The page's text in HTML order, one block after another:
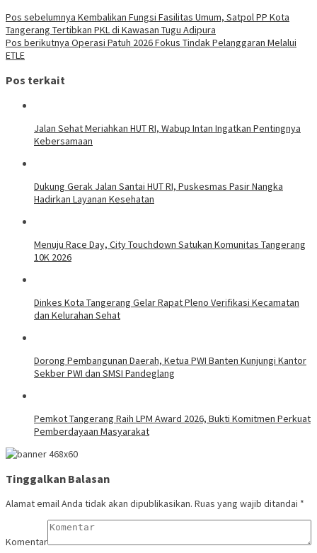
Pos sebelumnya Kembalikan Fungsi Fasilitas Umum, Satpol PP Kota
Tangerang Tertibkan PKL di Kawasan Tugu Adipura
Pos berikutnya Operasi Patuh 2026 Fokus Tindak Pelanggaran Melalui
ETLE
Pos terkait
Jalan Sehat Meriahkan HUT RI, Wabup Intan Ingatkan Pentingnya
Kebersamaan
Dukung Gerak Jalan Santai HUT RI, Puskesmas Pasir Nangka
Hadirkan Layanan Kesehatan
Menuju Race Day, City Touchdown Satukan Komunitas Tangerang
10K 2026
Dinkes Kota Tangerang Gelar Rapat Pleno Verifikasi Kecamatan
dan Kelurahan Sehat
Dorong Pembangunan Daerah, Ketua PWI Banten Kunjungi Kantor
Sekber PWI dan SMSI Pandeglang
Pemkot Tangerang Raih LPM Award 2026, Bukti Komitmen Perkuat
Pemberdayaan Masyarakat
Tinggalkan Balasan
Alamat email Anda tidak akan dipublikasikan. Ruas yang wajib ditandai *
Komentar